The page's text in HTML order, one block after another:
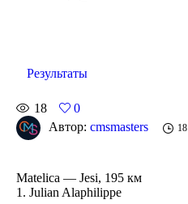
Результаты
18
0
Автор: cmsmasters
Matelica — Jesi, 195 км
1. Julian Alaphilippe